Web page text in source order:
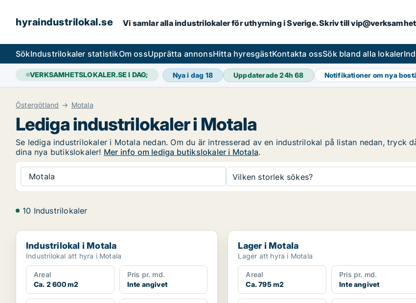
hyraindustrilokal.se Vi samlar alla industrilokaler för uthyrning i Sverige. Skriv till
SökIndustrilokaler statistikOm ossUpprätta annonsHitta hyresgästKontakta ossSök bland alla lokaler
VERKSAMHETSLOKALER.SE I DAG; Nya i dag 18 Uppdaterade 24h68 Notifikationer om nya
Östergötland Motala
Lediga industrilokaler i Motala
Se lediga industrilokaler i Motala nedan. Om du är intresserad av en industrilokal på listan nedan,
dina nya butikslokaler! Mer info om lediga butikslokaler i Motala.
Motala Vilken storlek sökes?
10 Industrilokaler
Industrilokal i Motala
Industrilokal i Motala
Industrilokal att hyra i Motala
Areal
Ca. 2 600 m2
Pris pr. md.
Inte angivet
Lager i Motala
Lager i Motala
Lager att hyra i Motala
Areal
Ca. 795 m2
Pris pr. md.
Inte angivet